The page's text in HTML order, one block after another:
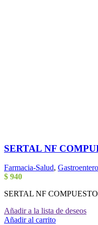
SERTAL NF
Farmacia-Salud,
$ 940
SERTAL NF
Añadir a la lista de deseos
Añadir al carrito